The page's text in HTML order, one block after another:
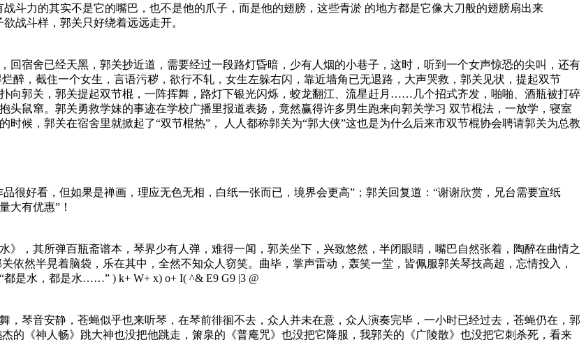
斗力的其实不是它的嘴巴，也不是他的爪子，而是他的翅膀，这些青淤 的地方都是它像大刀般的翅膀扇出来
战斗样，郭关只好绕着远远走开。
回宿舍已经天黑，郭关抄近道，需要经过一段路灯昏暗，少有人烟的小巷子，这时，听到一个女声惊恐的尖叫，还有
醉，截住一个女生，言语污秽，欲行不轧，女生左躲右闪，靠近墙角已无退路，大声哭救，郭关见状，提起双节
向郭关，郭关提起双节棍，一阵挥舞，路灯下银光闪烁，蛟龙翻江、流星赶月……几个招式齐发，啪啪、酒瓶被打碎
鼠窜。郭关勇救学妹的事迹在学校广播里报道表扬，竟然赢得许多男生跑来向郭关学习 双节棍法，一放学，寝室
候，郭关在宿舍里就掀起了“双节棍热”， 人人都称郭关为“郭大侠”这也是为什么后来市双节棍协会聘请郭关为总教
很好看，但如果是禅画，理应无色无相，白纸一张而已，境界会更高”；郭关回复道：“谢谢欣赏，兄台需要宣纸
大有优惠”！
，其所弹百瓶斋谱本，琴界少有人弹，难得一闻，郭关坐下，兴致悠然，半闭眼睛，嘴巴自然张着，陶醉在曲情之
依然半晃着脑袋，乐在其中，全然不知众人窃笑。曲毕，掌声雷动，轰笑一堂，皆佩服郭关琴技高超，忘情投入，
“都是水，都是水……” ) k+ W+ x) o+ I( ^& E9 G9 |3 @
琴音安静，苍蝇似乎也来听琴，在琴前徘徊不去，众人并未在意，众人演奏完毕，一小时已经过去，苍蝇仍在，郭
的《神人畅》跳大神也没把他跳走，箫泉的《普庵咒》也没把它降服，我郭关的《广陵散》也没把它刺杀死，看来